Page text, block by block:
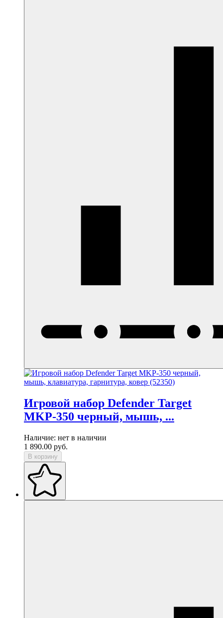
Игровой набор Defender Target
MKP-350 черный, мышь, ...
Наличие: нет в наличии
1 890.00 руб.
В корзину